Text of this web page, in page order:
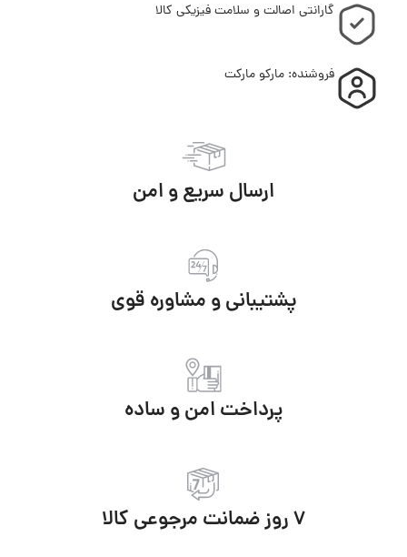
گارانتی اصالت و سلامت فیزیکی کالا
فروشنده: مارکو مارکت
ارسال سریع و امن
پشتیبانی و مشاوره قوی
پرداخت امن و ساده
7 روز ضمانت مرجوعی کالا